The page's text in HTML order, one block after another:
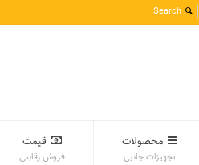
محصولات
تجهیزات جانبی
قیمت
فروش رقابتی